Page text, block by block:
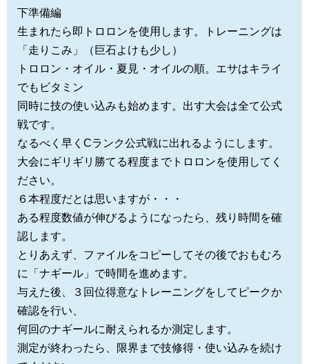
下準備編
生まれたら即トロロンを使用します。トレーニングは
「走りこみ」（巨石よけも少し）
トロロン・オイル・夏見・オイルの順。エサはキライ
でもビタミン
同時に技の使い込みも始めます。出す大会は全て公式
戦です。
なるべく早くCランク公式戦に出れるようにします。
大会にギリギリ勝てる程度までトロロンを使用してく
ださい。
６本程度だとは思いますが・・・
ある程度数値が伸びるようになったら、残り時間を確
認します。
とりあえず、ファイルをコピーしてその後でおもむろ
に「ナギール」で時間を進めます。
与えた後、３回位得意なトレーニングをしてピークか
確認を行い、
何回のナギールに耐えられるか測定します。
測定が終わったら、限界まで技修得・使い込みを続け